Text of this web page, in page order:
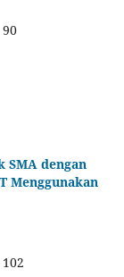
dengan
Menggunakan